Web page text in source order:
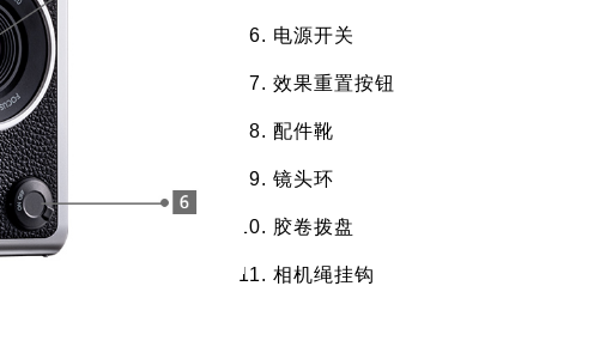
电源开关
效果重置按钮
配件靴
镜头环
胶卷拨盘
相机绳挂钩